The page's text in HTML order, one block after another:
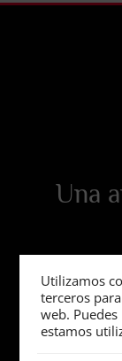
Una
Utilizamos
terceros
web.
estamos